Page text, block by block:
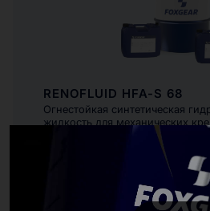
RENOFLUID HFA-S 68
Огнестойкая синтетическая
жидкость для механических